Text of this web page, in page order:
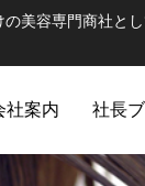
美容専門商社と
社案内 社長